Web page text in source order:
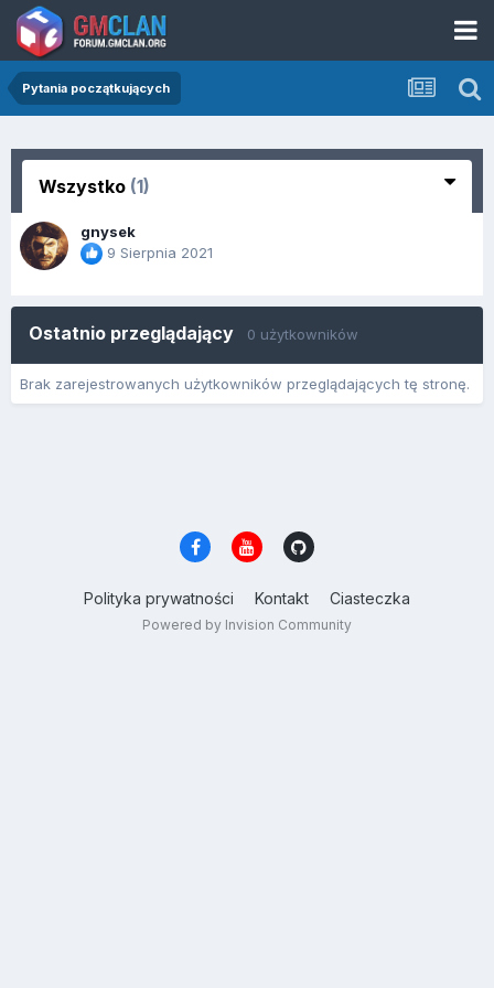
Pytania początkujących
Wszystko (1)
gnysek
9 Sierpnia 2021
Ostatnio przeglądający 0 użytkowników
Brak zarejestrowanych użytkowników przeglądających tę stronę.
Polityka prywatności Kontakt Ciasteczka
Powered by Invision Community